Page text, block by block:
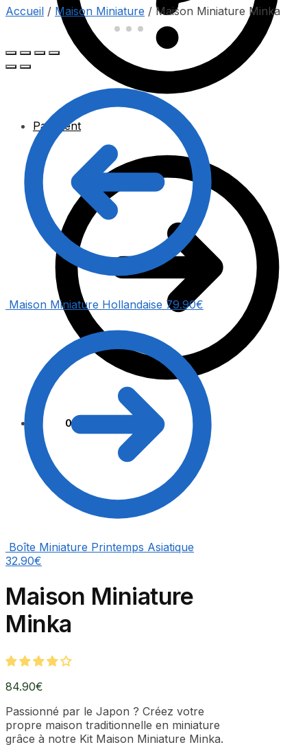
Paiement
0.00 0
Accueil / Maison Miniature / Maison Miniature Minka
Maison Miniature Hollandaise 79.90€
Boîte Miniature Printemps Asiatique
32.90€
Maison Miniature
Minka
84.90€
Passionné par le Japon ? Créez votre
propre maison traditionnelle en miniature
grâce à notre Kit Maison Miniature Minka.